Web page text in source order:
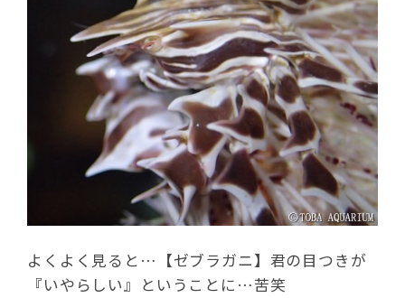
よくよく見ると…【ゼブラガニ】君の目つきが
『いやらしい』ということに…苦笑